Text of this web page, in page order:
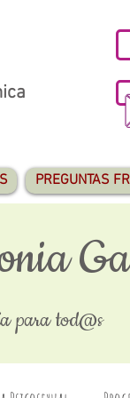
PREGUNTAS
para tod@s